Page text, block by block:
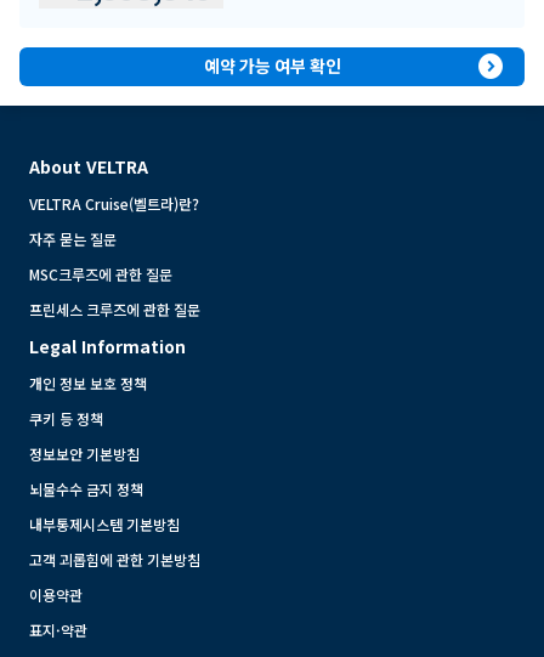
예약 가능 여부 확인 expand_circle_right
About VELTRA
VELTRA Cruise(벨트라)란?
자주 묻는 질문
MSC크루즈에 관한 질문
프린세스 크루즈에 관한 질문
Legal Information
개인 정보 보호 정책
쿠키 등 정책
정보보안 기본방침
뇌물수수 금지 정책
내부통제시스템 기본방침
고객 괴롭힘에 관한 기본방침
이용약관
표지·약관